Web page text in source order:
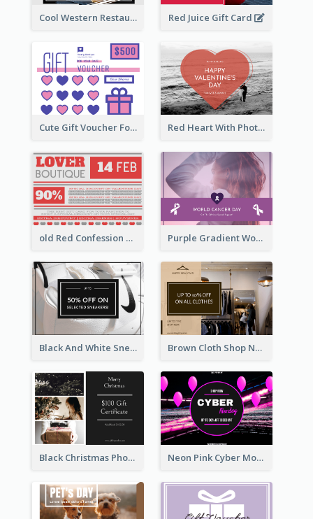
Cool Western Restaurant Gift Card Red Juice Gift Card
Cute Gift Voucher For Your Date Design Ideas Red Heart With Photo Valentines Day Gift Card
old Red Confession Gift Card Design Template Purple Gradient World Cancer Day Gift Card
Black And White Sneakers Photo Gift Card Brown Cloth Shop New Year Sale Gift Card
Black Christmas Photos 100 Dollar Gift Card Neon Pink Cyber Monday Sale Gift Card